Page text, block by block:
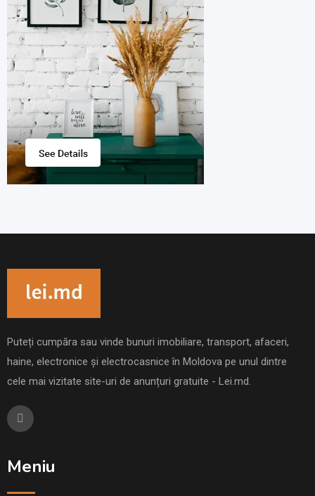
Puteți cumpăra sau vinde bunuri imobiliare, transport, afaceri,
haine, electronice și electrocasnice în Moldova pe unul dintre
cele mai vizitate site-uri de anunțuri gratuite - Lei.md.
Meniu